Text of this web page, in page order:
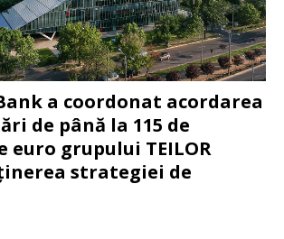
a coordonat acordarea
de până la 115 de
euro grupului TEILOR
strategiei de